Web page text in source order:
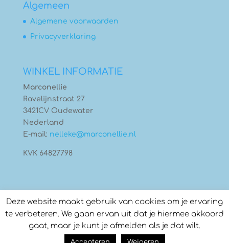
Algemeen
Algemene voorwaarden
Privacyverklaring
WINKEL INFORMATIE
Marconellie
Ravelijnstraat 27
3421CV Oudewater
Nederland
E-mail: nelleke@marconellie.nl
KVK 64827798
© Copyright 2026Marconellie- Gebouwd door:
Deze website maakt gebruik van cookies om je ervaring
te verbeteren. We gaan ervan uit dat je hiermee akkoord
gaat, maar je kunt je afmelden als je dat wilt.